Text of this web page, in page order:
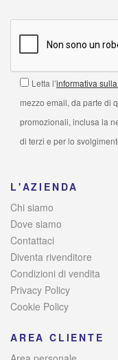
Letta l’informativa
mezzo email, da parte di
promozionali, inclusa la
di terzi e per lo
L'AZIENDA
Chi siamo
Dove siamo
Contattaci
Diventa rivenditore
Condizioni di vendita
Privacy Policy
Cookie Policy
AREA CLIENTE